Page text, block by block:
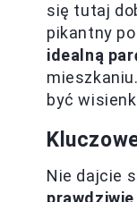
się tutaj
pikantny
idealną
być
Nie dajcie